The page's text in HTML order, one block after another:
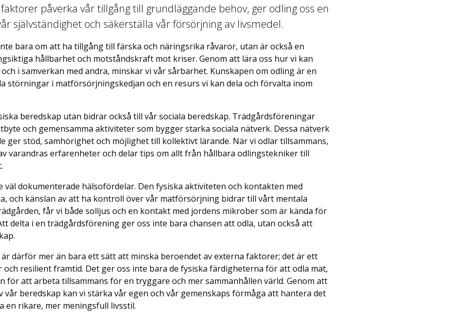
påverka vår tillgång till grundläggande behov, ger odling oss en
självständighet och säkerställa vår försörjning av livsmedel.
bara om att ha tillgång till färska och näringsrika råvaror, utan är också en
hållbarhet och motståndskraft mot kriser. Genom att lära oss hur vi kan
i samverkan med andra, minskar vi vår sårbarhet. Kunskapen om odling är en
störningar i matförsörjningskedjan och en resurs vi kan dela och förvalta inom
beredskap utan bidrar också till vår sociala beredskap. Trädgårdsföreningar
och gemensamma aktiviteter som bygger starka sociala nätverk. Dessa nätverk
ger stöd, samhörighet och möjlighet till kollektivt lärande. När vi odlar tillsammans,
varandras erfarenheter och delar tips om allt från hållbara odlingstekniker till
dokumenterade hälsofördelar. Den fysiska aktiviteten och kontakten med
och känslan av att ha kontroll över vår matförsörjning bidrar till vårt mentala
får vi både solljus och en kontakt med jordens mikrober som är kända för
delta i en trädgårdsförening ger oss inte bara chansen att odla, utan också att
därför mer än bara ett sätt att minska beroendet av externa faktorer; det är ett
resilient framtid. Det ger oss inte bara de fysiska färdigheterna för att odla mat,
för att arbeta tillsammans för en tryggare och mer sammanhållen värld. Genom att
vår beredskap kan vi stärka vår egen och vår gemenskaps förmåga att hantera det
en rikare, mer meningsfull livsstil.